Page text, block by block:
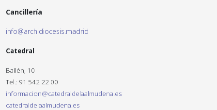
Cancillería
info@archidiocesis.madrid
Catedral
Bailén, 10
Tel.: 91 542 22 00
informacion@catedraldelaalmudena.es
catedraldelaalmudena.es